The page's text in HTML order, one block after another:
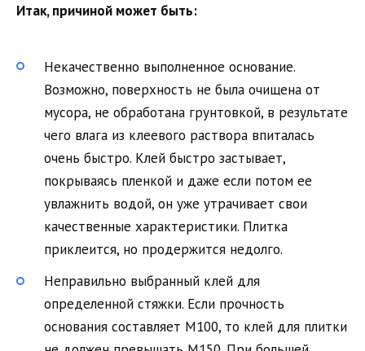
Итак, причиной может быть:
Некачественно выполненное основание.
Возможно, поверхность не была очищена от
мусора, не обработана грунтовкой, в результате
чего влага из клеевого раствора впиталась
очень быстро. Клей быстро застывает,
покрываясь пленкой и даже если потом ее
увлажнить водой, он уже утрачивает свои
качественные характеристики. Плитка
приклеится, но продержится недолго.
Неправильно выбранный клей для
определенной стяжки. Если прочность
основания составляет М100, то клей для плитки